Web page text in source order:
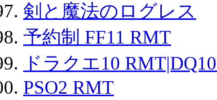
剣と魔法のログレス
予約制 FF11 RMT
ドラクエ10
PSO2 RMT